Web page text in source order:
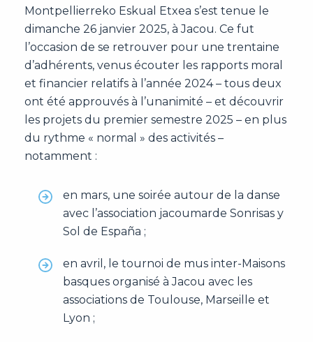
Montpellierreko Eskual Etxea s’est tenue le
dimanche 26 janvier 2025, à Jacou. Ce fut
l’occasion de se retrouver pour une trentaine
d’adhérents, venus écouter les rapports moral
et financier relatifs à l’année 2024 – tous deux
ont été approuvés à l’unanimité – et découvrir
les projets du premier semestre 2025 – en plus
du rythme « normal » des activités –
notamment :
en mars, une soirée autour de la danse
avec l’association jacoumarde Sonrisas y
Sol de España ;
en avril, le tournoi de mus inter-Maisons
basques organisé à Jacou avec les
associations de Toulouse, Marseille et
Lyon ;